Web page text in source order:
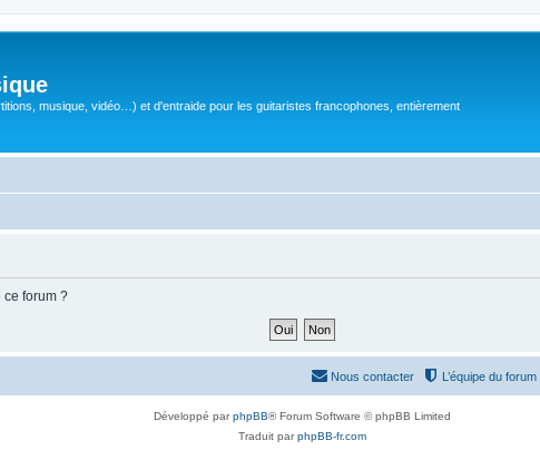
musique, vidéo…) et d'entraide pour les guitaristes francophones, entièrement
ce forum ?
L’équipe du forum
Nous contacter
Développé parphpBB® Forum Software © phpBB Limited
Traduit parphpBB-fr.com